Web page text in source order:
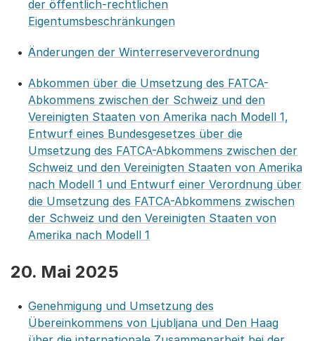
der öffentlich-rechtlichen
Eigentumsbeschränkungen
Änderungen der Winterreserveverordnung
Abkommen über die Umsetzung des FATCA-
Abkommens zwischen der Schweiz und den
Vereinigten Staaten von Amerika nach Modell 1,
Entwurf eines Bundesgesetzes über die
Umsetzung des FATCA-Abkommens zwischen der
Schweiz und den Vereinigten Staaten von Amerika
nach Modell 1 und Entwurf einer Verordnung über
die Umsetzung des FATCA-Abkommens zwischen
der Schweiz und den Vereinigten Staaten von
Amerika nach Modell 1
20. Mai 2025
Genehmigung und Umsetzung des
Übereinkommens von Ljubljana und Den Haag